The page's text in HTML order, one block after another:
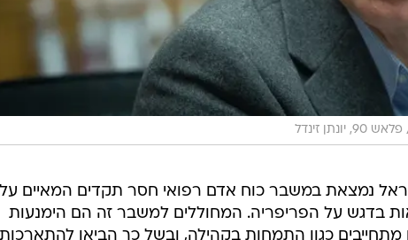
פלאש 90, יונתן זינדל
נמצאת במשבר כוח אדם רפואי חסר תקדים המאיים על
בדגש על הפריפריה. המחוללים למשבר זה הם הימנעות
מתחייבים כגון התמחות בקהילה, ובשל כך הביאו